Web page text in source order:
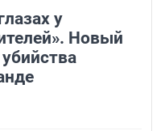
у
Новый